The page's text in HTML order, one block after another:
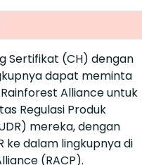
Sertifikat (CH) dengan
dapat meminta
Alliance untuk
Regulasi Produk
mereka, dengan
ke dalam lingkupnya di
(RACP).